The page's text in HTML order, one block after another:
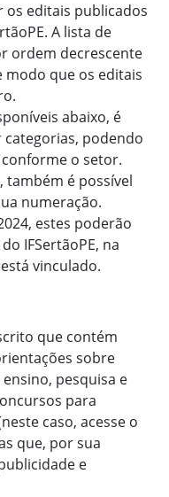
os editais publicados
A lista de
ordem decrescente
modo que os editais
abaixo, é
podendo
o setor.
também é possível
numeração.
estes poderão
IFSertãoPE, na
vinculado.
que contém
sobre
pesquisa e
para
caso, acesse o
que, por sua
e